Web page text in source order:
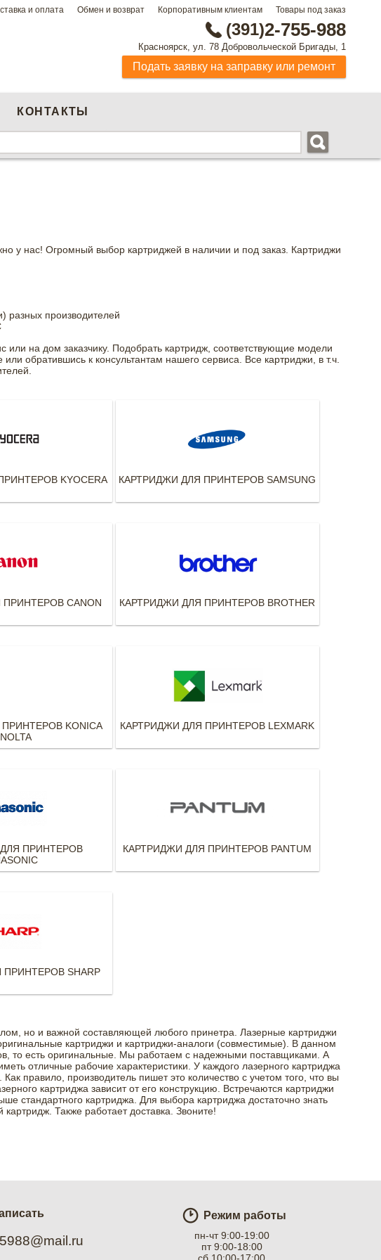
и оплата Обмен и возврат Корпоративным клиентам Товары под заказ
(391)2-755-988
Красноярск, ул. 78 Добровольческой Бригады, 1
Подать заявку на заправку или ремонт
КОНТАКТЫ
у нас! Огромный выбор картриджей в наличии и под заказ. Картриджи
разных производителей
на дом заказчику. Подобрать картридж, соответствующие модели
обратившись к консультантам нашего сервиса. Все картриджи, в т.ч.
KYOCERA КАРТРИДЖИ ДЛЯ ПРИНТЕРОВ SAMSUNG
CANON КАРТРИДЖИ ДЛЯ ПРИНТЕРОВ BROTHER
KONICA
КАРТРИДЖИ ДЛЯ ПРИНТЕРОВ LEXMARK
ПРИНТЕРОВ
КАРТРИДЖИ ДЛЯ ПРИНТЕРОВ PANTUM
SHARP
но и важной составляющей любого принетра. Лазерные картриджи
картриджи и картриджи-аналоги (совместимые). В данном
то есть оригинальные. Мы работаем с надежными поставщиками. А
отличные рабочие характеристики. У каждого лазерного картриджа
правило, производитель пишет это количество с учетом того, что вы
картриджа зависит от его конструкцию. Встречаются картриджи
стандартного картриджа. Для выбора картриджа достаточно знать
Также работает доставка. Звоните!
Режим работы
пн-чт 9:00-19:00
пт 9:00-18:00